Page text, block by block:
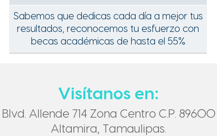
Sabemos que dedicas cada día a mejor tus
resultados, reconocemos tu esfuerzo con
becas académicas de hasta el 55%
Visítanos en:
Blvd. Allende 714 Zona Centro C.P. 89600
Altamira, Tamaulipas.